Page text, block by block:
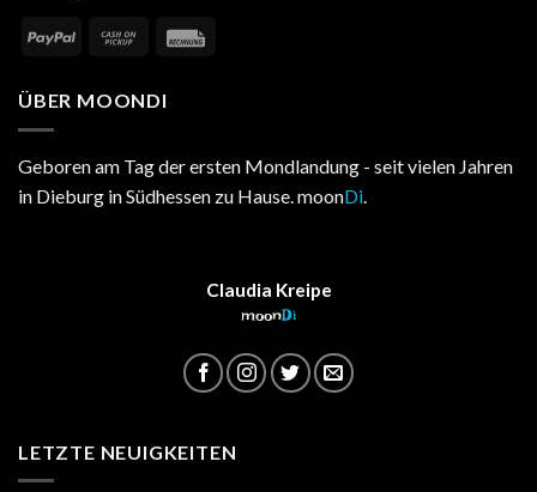
ÜBER MOONDI
Geboren am Tag der ersten Mondlandung - seit vielen Jahren
in Dieburg in Südhessen zu Hause. moonDi.
Claudia Kreipe
moonDi
LETZTE NEUIGKEITEN